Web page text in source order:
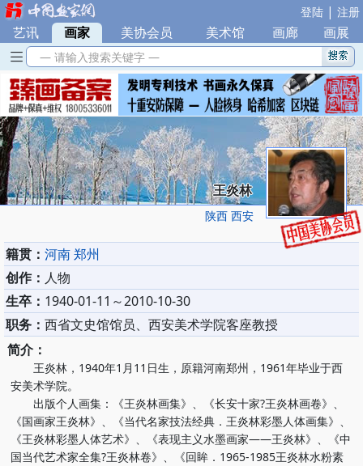
登陆 | 注册
艺讯 | 画家 美协会员 美术馆 画廊 画展
— 请输入搜索关键字 —
王炎林
陕西 西安
籍贯： 河南 郑州
创作： 人物
生卒： 1940-01-11～2010-10-30
职务： 西省文史馆馆员、西安美术学院客座教授
简介：
王炎林，1940年1月11日生，原籍河南郑州，1961年毕业于西
安美术学院。
出版个人画集：《王炎林画集》、《长安十家?王炎林画卷》、
《国画家王炎林》、《当代名家技法经典．王炎林彩墨人体画集》、
《王炎林彩墨人体艺术》、《表现主义水墨画家——王炎林》、《中
国当代艺术家全集?王炎林卷》、《回眸．1965-1985王炎林水粉素